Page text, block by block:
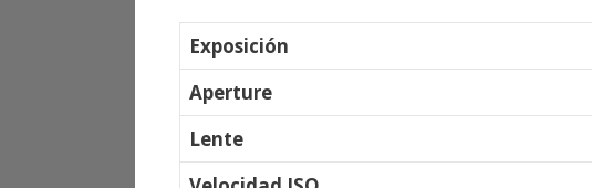
Exposición
Aperture
Lente